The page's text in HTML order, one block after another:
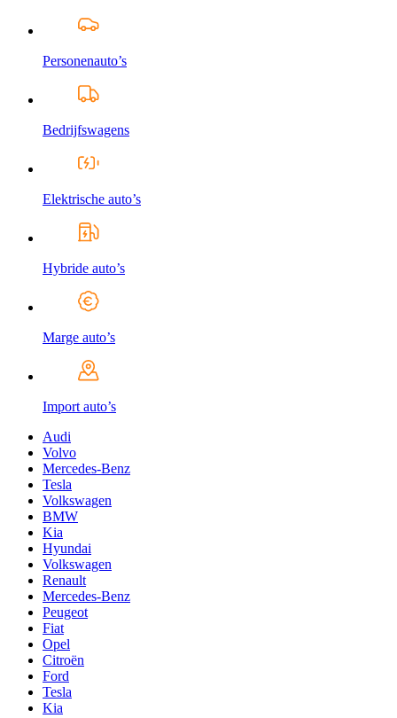
Personenauto’s
Bedrijfswagens
Elektrische auto’s
Hybride auto’s
Marge auto’s
Import auto’s
Audi
Volvo
Mercedes-Benz
Tesla
Volkswagen
BMW
Kia
Hyundai
Volkswagen
Renault
Mercedes-Benz
Peugeot
Fiat
Opel
Citroën
Ford
Tesla
Kia